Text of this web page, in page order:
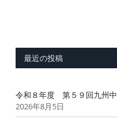
最近の投稿
令和８年度 第５９回九州
2026年8月5日